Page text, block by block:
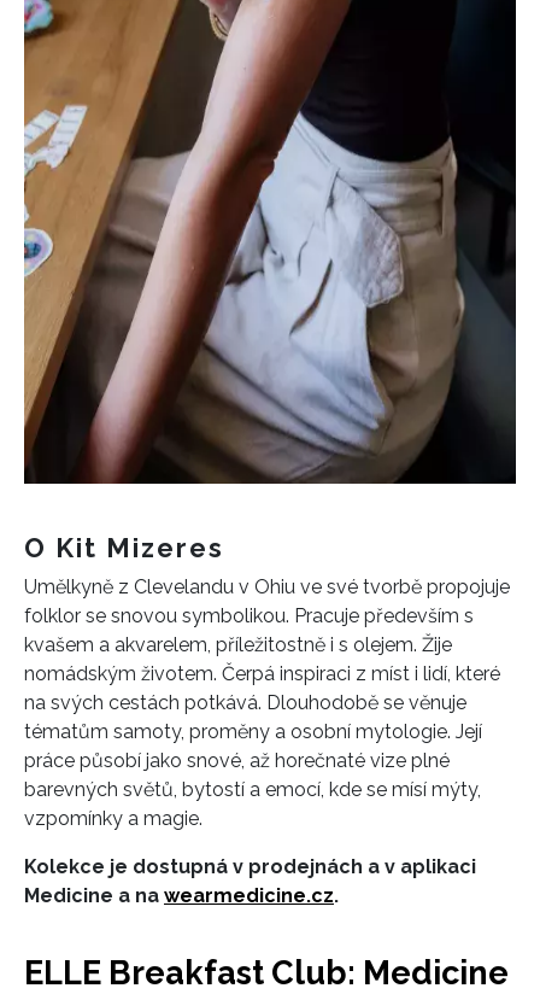
O Kit Mizeres
Umělkyně z Clevelandu v Ohiu ve své tvorbě propojuje
folklor se snovou symbolikou. Pracuje především s
kvašem a akvarelem, příležitostně i s olejem. Žije
nomádským životem. Čerpá inspiraci z míst i lidí, které
na svých cestách potkává. Dlouhodobě se věnuje
tématům samoty, proměny a osobní mytologie. Její
práce působí jako snové, až horečnaté vize plné
barevných světů, bytostí a emocí, kde se mísí mýty,
vzpomínky a magie.
Kolekce je dostupná v prodejnách a v aplikaci
Medicine a na wearmedicine.cz.
ELLE Breakfast Club: Medicine